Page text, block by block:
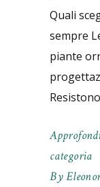
Quali
sempre
piante
categoria
By